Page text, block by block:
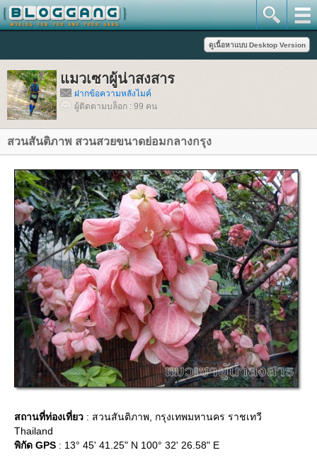
มวเซาผู้น่าสงสาร
ฝากข้อความหลังไมค์
ผู้ติดตามบล็อก : 99 คน
สวนสันติภาพ สวนสวยขนาดย่อมกลางกรุง
สถานที่ท่องเที่ยว : สวนสันติภาพ, กรุงเทพมหานคร ราชเทวี
Thailand
พิกัด GPS : 13° 45' 41.25" N 100° 32' 26.58" E